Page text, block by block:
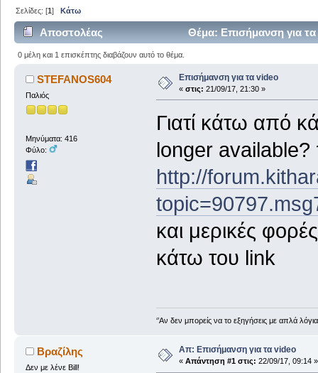
Σελίδες: [1]Κάτω
Αποστολέας Θέμα: Επισήμανση για
0 μέλη και 1 επισκέπτης διαβάζουν αυτό το θέμα.
STEFANOS604
Παλιός
Μηνύματα: 416
Φύλο:
Επισήμανση για τα video
« στις: 21/09/17, 21:30 »
Γιατί κάτω από
longer
http://
και μερικές
κάτω του link
‘’Αν δεν μπορείς να το εξηγήσεις με απλά
Βραζίλης
Δεν με λένε Bill!
Απ: Επισήμανση για τα video
« Απάντηση #1 στις: 22/09/17, 09:14 »